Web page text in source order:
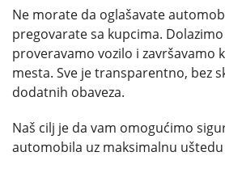
Ne morate da oglašavate
pregovarate sa kupcima.
proveravamo vozilo i završavamo
mesta. Sve je transparentno, bez
dodatnih obaveza.
Naš cilj je da vam omogućimo
automobila uz maksimalnu